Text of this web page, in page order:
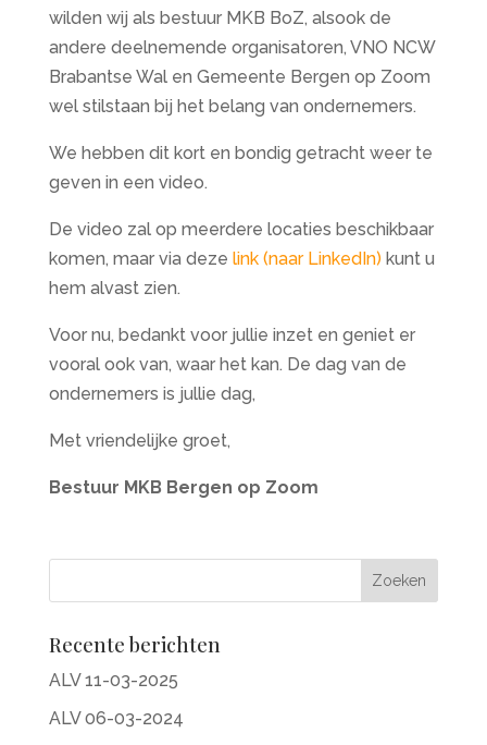
wilden wij als bestuur MKB BoZ, alsook de
andere deelnemende organisatoren, VNO NCW
Brabantse Wal en Gemeente Bergen op Zoom
wel stilstaan bij het belang van ondernemers.
We hebben dit kort en bondig getracht weer te
geven in een video.
De video zal op meerdere locaties beschikbaar
komen, maar via deze link (naar LinkedIn)kunt u
hem alvast zien.
Voor nu, bedankt voor jullie inzet en geniet er
vooral ook van, waar het kan. De dag van de
ondernemers is jullie dag,
Met vriendelijke groet,
Bestuur MKB Bergen op Zoom
Recente berichten
ALV 11-03-2025
ALV 06-03-2024